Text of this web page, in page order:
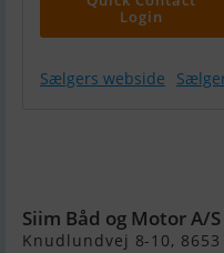
Login
Sælgers webside
Siim Båd og Motor A/S
Knudlundvej 8-10,